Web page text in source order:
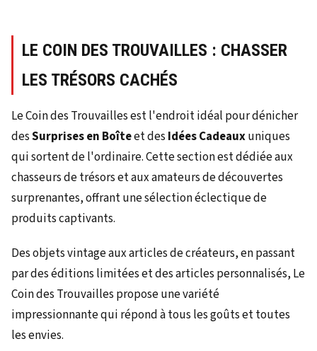
LE COIN DES TROUVAILLES : CHASSER
LES TRÉSORS CACHÉS
Le Coin des Trouvailles est l'endroit idéal pour dénicher
desSurprises en Boîteet des Idées Cadeauxuniques
qui sortent de l'ordinaire. Cette section est dédiée aux
chasseurs de trésors et aux amateurs de découvertes
surprenantes, offrant une sélection éclectique de
produits captivants.
Des objets vintage aux articles de créateurs, en passant
par des éditions limitées et des articles personnalisés, Le
Coin des Trouvailles propose une variété
impressionnante qui répond à tous les goûts et toutes
les envies.